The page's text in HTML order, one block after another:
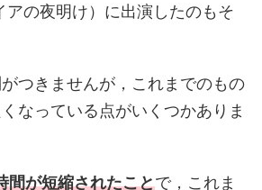
アの夜明け）に出演したのもそ
つきませんが，これまでのもの
なっている点がいくつかありま
間が短縮されたことで，これま